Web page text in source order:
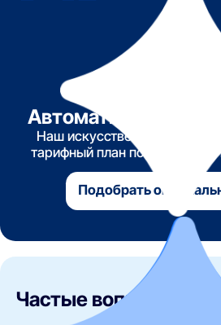
Автоматический
Наш искусственный
тарифный план по
Подобрать
Частые вопросы